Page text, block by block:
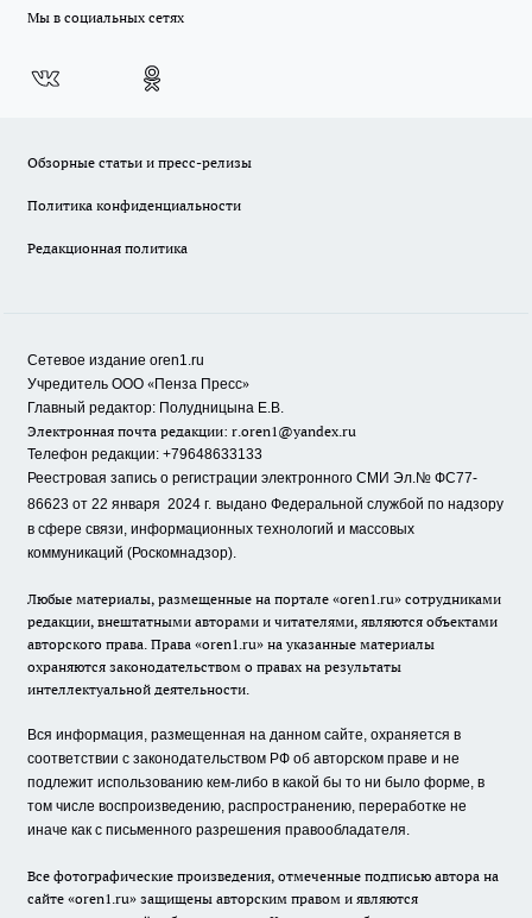
Мы в социальных сетях
Обзорные статьи и пресс-релизы
Политика конфиденциальности
Редакционная политика
Сетевое издание oren1.ru
Учредитель ООО «Пенза Пресс»
Главный редактор: Полудницына Е.В.
Электронная почта редакции: r.oren1@yandex.ru
Телефон редакции: +79648633133
Реестровая запись о регистрации электронного СМИ Эл.№ ФС77-
86623 от 22 января 2024 г. выдано Федеральной службой по надзору
в сфере связи, информационных технологий и массовых
коммуникаций (Роскомнадзор).
Любые материалы, размещенные на портале «oren1.ru» сотрудниками
редакции, внештатными авторами и читателями, являются объектами
авторского права. Права «oren1.ru» на указанные материалы
охраняются законодательством о правах на результаты
интеллектуальной деятельности.
Вся информация, размещенная на данном сайте, охраняется в
соответствии с законодательством РФ об авторском праве и не
подлежит использованию кем-либо в какой бы то ни было форме, в
том числе воспроизведению, распространению, переработке не
иначе как с письменного разрешения правообладателя.
Все фотографические произведения, отмеченные подписью автора на
сайте «oren1.ru» защищены авторским правом и являются